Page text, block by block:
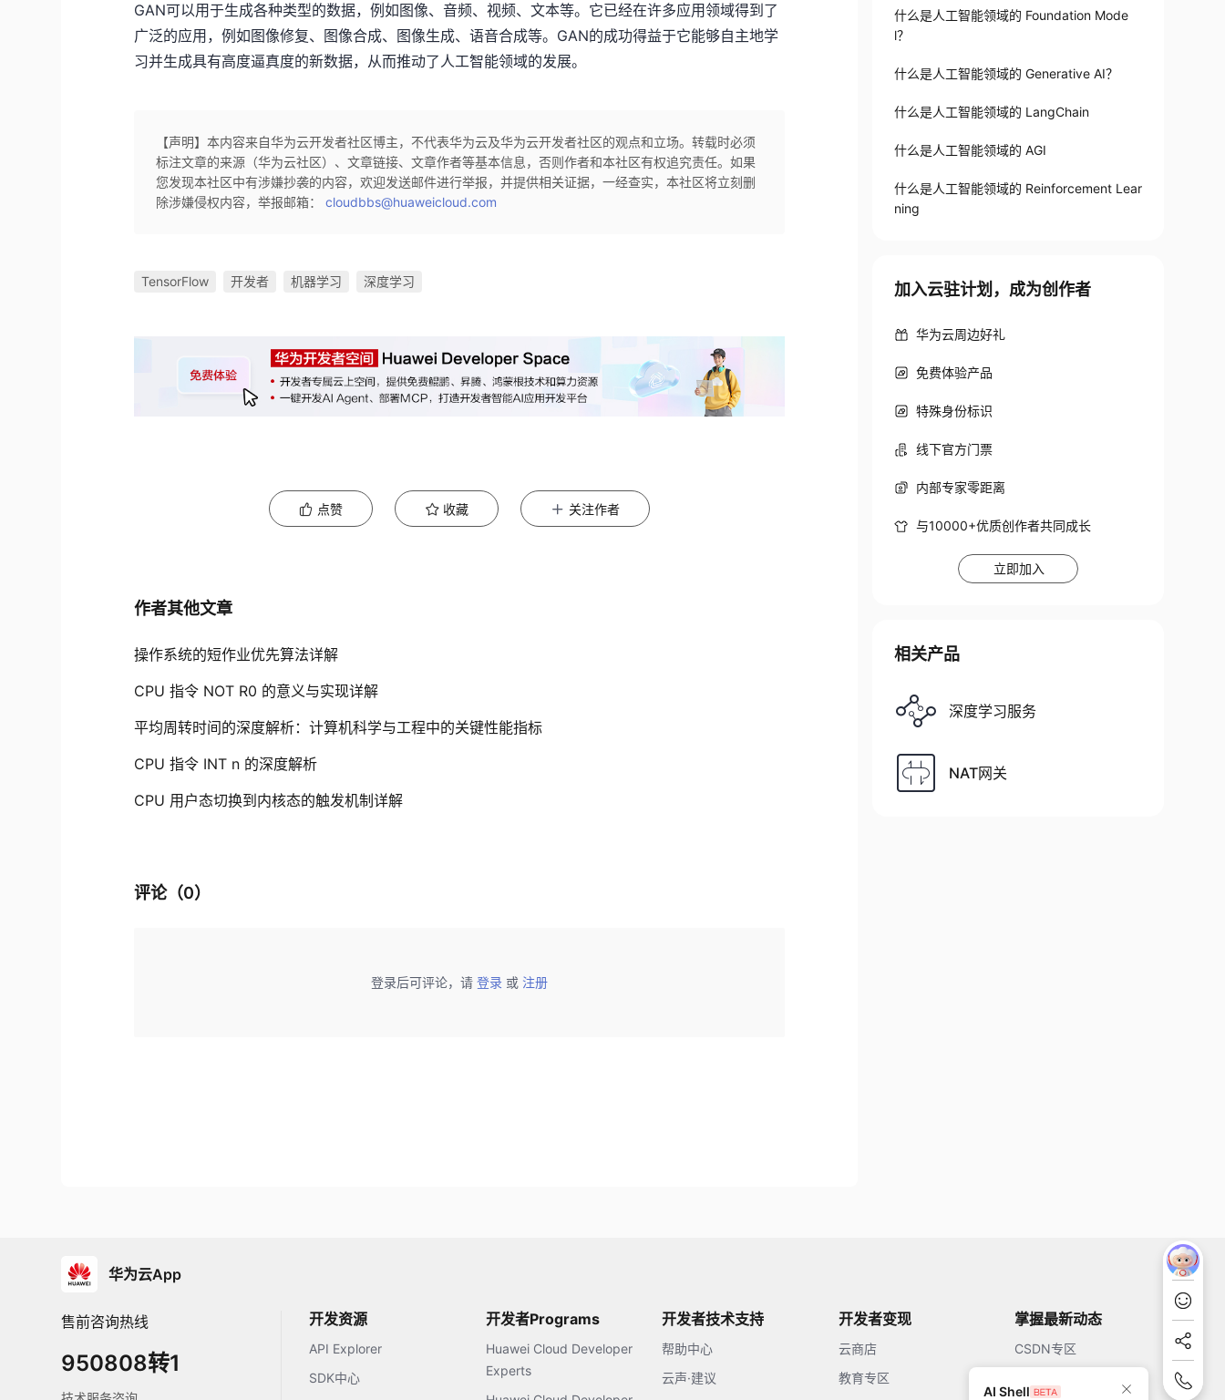
GAN可以用于生成各种类型的数据，例如图像、音频、视频、文本等。它已经在许多应用领域得到了
广泛的应用，例如图像修复、图像合成、图像生成、语音合成等。GAN的成功得益于它能够自主地学
习并生成具有高度逼真度的新数据，从而推动了人工智能领域的发展。
【声明】本内容来自华为云开发者社区博主，不代表华为云及华为云开发者社区的观点和立场。转载时必须
标注文章的来源（华为云社区）、文章链接、文章作者等基本信息，否则作者和本社区有权追究责任。如果
您发现本社区中有涉嫌抄袭的内容，欢迎发送邮件进行举报，并提供相关证据，一经查实，本社区将立刻删
除涉嫌侵权内容，举报邮箱：cloudbbs@huaweicloud.com
TensorFlow 开发者 机器学习 深度学习
点赞 收藏 关注作者
作者其他文章
操作系统的短作业优先算法详解
CPU 指令 NOT R0 的意义与实现详解
平均周转时间的深度解析：计算机科学与工程中的关键性能指标
CPU 指令 INT n 的深度解析
CPU 用户态切换到内核态的触发机制详解
评论（0）
登录后可评论，请 登录 或 注册
什么是人工智能领域的 Foundation Mode
l？
什么是人工智能领域的 Generative AI？
什么是人工智能领域的 LangChain
什么是人工智能领域的 AGI
什么是人工智能领域的 Reinforcement Lear
ning
加入云驻计划，成为创作者
华为云周边好礼
免费体验产品
特殊身份标识
线下官方门票
内部专家零距离
与10000+优质创作者共同成长
立即加入
相关产品
深度学习服务
NAT网关
AI Shell
华为云App
售前咨询热线
950808转1
开发资源
API Explorer
SDK中心
开发者Programs
Huawei Cloud Developer
Experts
开发者技术支持
帮助中心
云声·建议
开发者变现
云商店
教育专区
掌握最新动态
CSDN专区